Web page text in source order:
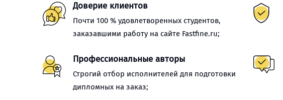
Доверие клиентов
Почти 100 % удовлетворенных студентов,
заказавшими работу на сайте Fastfine.ru;
Профессиональные авторы
Строгий отбор исполнителей для подготовки
дипломных на заказ;